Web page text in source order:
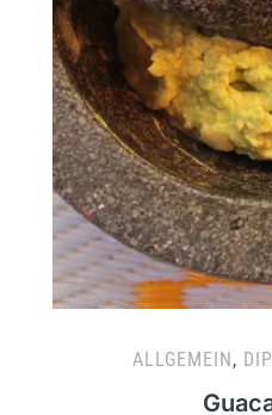
ALLGEMEIN,